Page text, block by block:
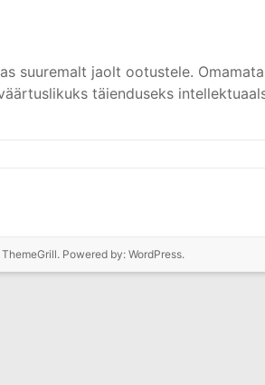
suuremalt jaolt ootustele.
täienduseks
ThemeGrill. Powered by:WordPress.